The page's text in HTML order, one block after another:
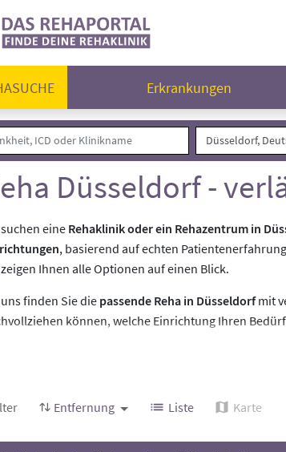
Erkrankungen
Düsseldorf -
eine Rehaklinik oder ein Rehazentrum in
, basierend auf echten
Ihnen alle Optionen auf einen Blick.
finden Sie diepassende Reha in Düsseldorfmit
können, welche Einrichtung Ihren
Sie bei Ihrer Auswahl auf die Bewertung der
Entfernung Liste Karte